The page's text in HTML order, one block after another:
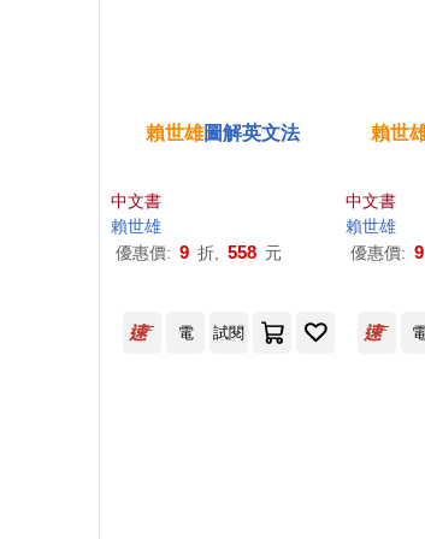
賴世雄圖解英文法
中文書
賴世雄
優惠價: 9 折, 558 元
賴世
中文書
賴世雄
優惠價: 9
電 試閱